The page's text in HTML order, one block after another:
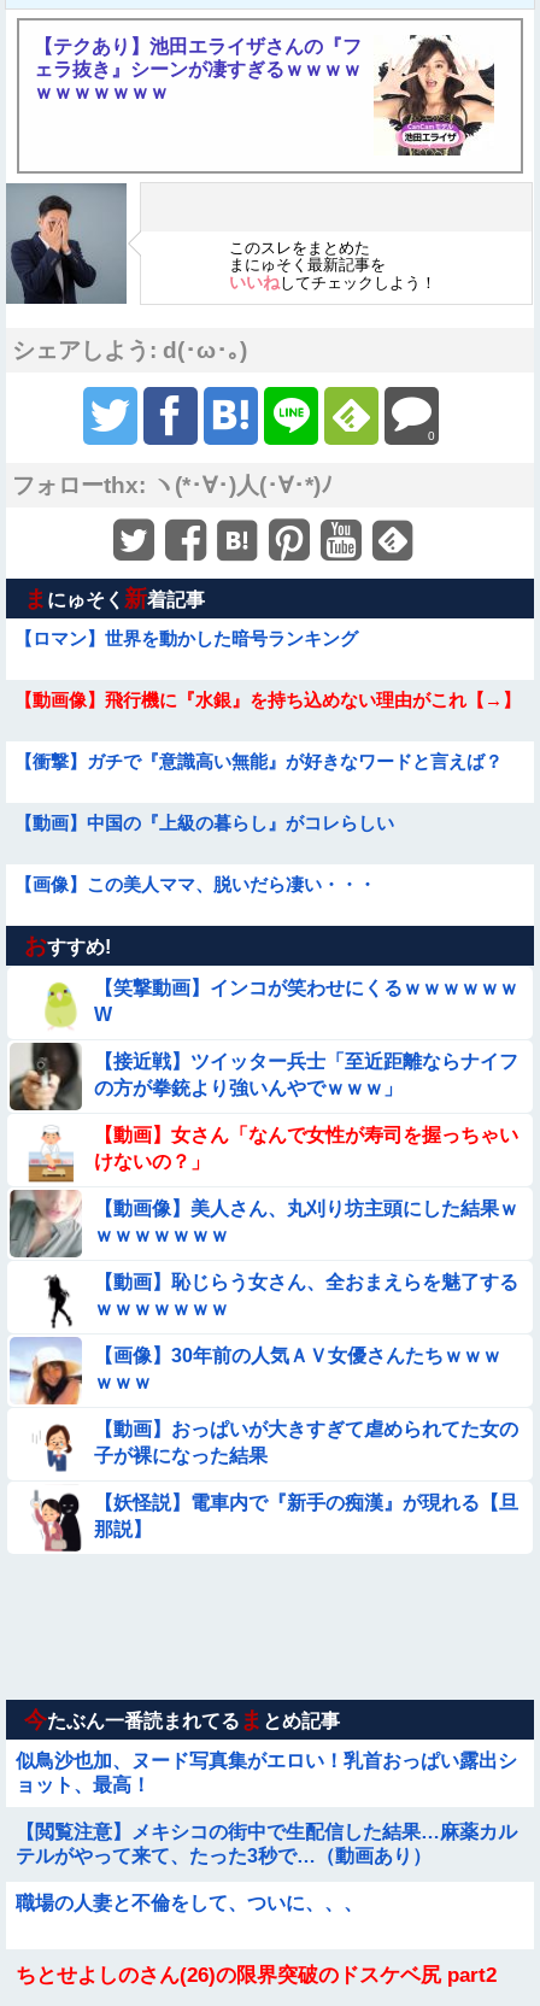
【テクあり】池田エライザさんの『フ
ェラ抜き』シーンが凄すぎるｗｗｗｗ
ｗｗｗｗｗｗｗ
このスレをまとめた
まにゅそく最新記事を
いいねしてチェックしよう！
シェアしよう: d(･ω･｡)
0
フォローthx: ヽ(*･∀･)人(･∀･*)ﾉ
ま にゅそく 新着記事
【ロマン】世界を動かした暗号ランキング
【動画像】飛行機に『水銀』を持ち込めない理由がこれ【→】
【衝撃】ガチで『意識高い無能』が好きなワードと言えば？
【動画】中国の『上級の暮らし』がコレらしい
【画像】この美人ママ、脱いだら凄い・・・
【画像】昔の日本人の水着、ゑっちｗｗｗｗｗｗｗ
【動画】美少女4人組の20年後の姿がヤバいwwwwww
【動画】韓国アイドルさん、ヱチヱチ限界点を超えてしまう
【画像】夏のバイクがヤバすぎるｗｗｗｗｗ
【動画】広島に落とされた『原子爆弾』の『再現動画』がこち
ら・・・
【動画】デブの喧嘩 ガチでヤバい……
【動画】女子中学生の『チン媚びダンス』が気持ち悪い🤮
【画像】プールに来てた水着JCたち どの娘を選ぶの？
【画像】プールで水着が脱げちゃった女の子の反応ｗｗｗｗｗ
ｗｗｗ
【画像】女子高生「え待って、パパが隣りの車両いる。。。」
襲われてオッパイ揉まれた」
おすすめ!
【笑撃動画】インコが笑わせにくるｗｗｗｗｗｗ
W
【接近戦】ツイッター兵士「至近距離ならナイフ
の方が拳銃より強いんやでｗｗｗ」
【動画】女さん「なんで女性が寿司を握っちゃい
けないの？」
【動画像】美人さん、丸刈り坊主頭にした結果ｗ
ｗｗｗｗｗｗｗ
【動画】恥じらう女さん、全おまえらを魅了する
ｗｗｗｗｗｗｗ
【画像】30年前の人気ＡＶ女優さんたちｗｗｗ
ｗｗｗ
【動画】おっぱいが大きすぎて虐められてた女の
子が裸になった結果
【妖怪説】電車内で『新手の痴漢』が現れる【旦
那説】
今たぶん一番読まれてる ま とめ記事
似鳥沙也加、ヌード写真集がエロい！乳首おっぱい露出シ
ョット、最高！
【閲覧注意】メキシコの街中で生配信した結果…麻薬カル
テルがやって来て、たった3秒で…（動画あり）
職場の人妻と不倫をして、ついに、、、
ちとせよしのさん(26)の限界突破のドスケベ尻 part2